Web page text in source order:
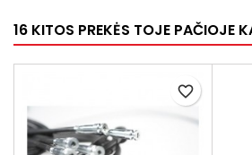
16 KITOS PREKĖS TOJE PAČIOJE
favorite_border